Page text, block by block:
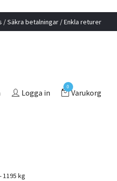
/ Säkra betalningar / Enkla returer
Logga in
0
Varukorg
1195 kg